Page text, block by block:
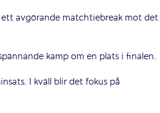
ett avgörande matchtiebreak mot det
kamp om en plats i finalen.
I kväll blir det fokus på